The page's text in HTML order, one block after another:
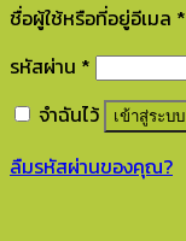
ชื่อผู้ใช้หรือที่อยู่อีเมล *
รหัสผ่าน *
จำฉันไว้
เข้าสู่ระบบ
ลืมรหัสผ่านของคุณ?